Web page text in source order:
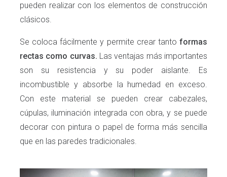
pueden realizar con los elementos de construcción
clásicos.
Se coloca fácilmente y permite crear tanto formas
rectas como curvas. Las ventajas más importantes
son su resistencia y su poder aislante. Es
incombustible y absorbe la humedad en exceso.
Con este material se pueden crear cabezales,
cúpulas, iluminación integrada con obra, y se puede
decorar con pintura o papel de forma más sencilla
que en las paredes tradicionales.